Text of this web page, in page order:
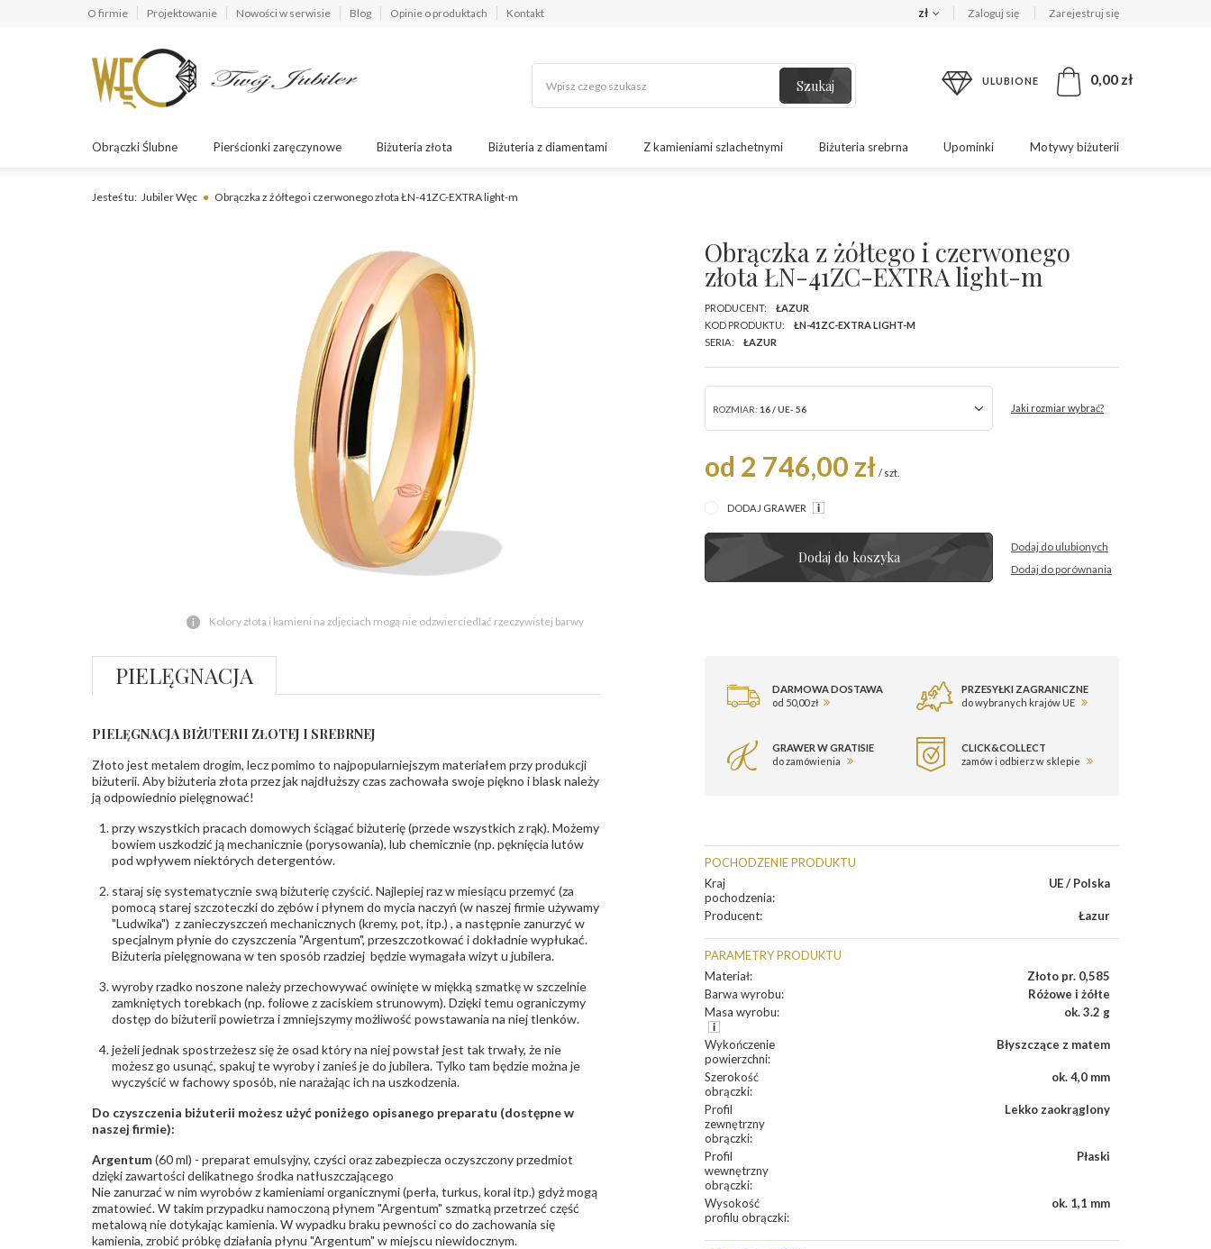
O firmie Projektowanie Nowości w serwisie Blog Opinie o produktach Kontakt zł Zaloguj się Zarejestruj się
Szukaj ULUBIONE 0,00 zł
Obrączki Ślubne Pierścionki zaręczynowe Biżuteria złota Biżuteria z diamentami Z kamieniami szlachetnymi Biżuteria srebrna Upominki Motywy biżuterii
Jesteś tu: Jubiler Węc Obrączka z żółtego i czerwonego złota ŁN-41ZC-EXTRA light-m
Kolory złota i kamieni na zdjęciach mogą nie odzwierciedlać rzeczywistej barwy
Obrączka z żółtego i czerwonego
złota ŁN-41ZC-EXTRA light-m
PRODUCENT:
ŁAZUR
KOD PRODUKTU:
ŁN-41ZC-EXTRA LIGHT-M
SERIA:
ŁAZUR
ROZMIAR: 16 / UE- 56 Jaki rozmiar wybrać?
od 2 746,00 zł / szt.
DODAJ GRAWER
Dodaj do koszyka
Dodaj do ulubionych
Dodaj do porównania
DARMOWA DOSTAWA
od 50,00 zł
PRZESYŁKI ZAGRANICZNE
do wybranych krajów UE
GRAWER W GRATISIE
do zamówienia
CLICK&COLLECT
zamów i odbierz w sklepie
POCHODZENIE PRODUKTU
Kraj
pochodzenia:
UE / Polska
Producent: Łazur
PARAMETRY PRODUKTU
Materiał:
Złoto pr. 0,585
Barwa wyrobu:
Różowe i żółte
Masa wyrobu: ok. 3.2 g
Wykończenie
powierzchni:
Błyszczące z matem
Szerokość
obrączki:
ok. 4,0 mm
Profil
zewnętrzny
obrączki:
Lekko zaokrąglony
Profil
wewnętrzny
obrączki:
Płaski
Wysokość
profilu obrączki:
ok. 1,1 mm
PIELĘGNACJA
PIELĘGNACJA BIŻUTERII ZŁOTEJ I SREBRNEJ
Złoto jest metalem drogim, lecz pomimo to najpopularniejszym materiałem przy produkcji
biżuterii. Aby biżuteria złota przez jak najdłuższy czas zachowała swoje piękno i blask należy
ją odpowiednio pielęgnować!
przy wszystkich pracach domowych ściągać biżuterię (przede wszystkich z rąk). Możemy
bowiem uszkodzić ją mechanicznie (porysowania), lub chemicznie (np. pęknięcia lutów
pod wpływem niektórych detergentów.
staraj się systematycznie swą biżuterię czyścić. Najlepiej raz w miesiącu przemyć (za
pomocą starej szczoteczki do zębów i płynem do mycia naczyń (w naszej firmie używamy
"Ludwika") z zanieczyszczeń mechanicznych (kremy, pot, itp.) , a następnie zanurzyć w
specjalnym płynie do czyszczenia "Argentum", przeszczotkować i dokładnie wypłukać.
Biżuteria pielęgnowana w ten sposób rzadziej będzie wymagała wizyt u jubilera.
wyroby rzadko noszone należy przechowywać owinięte w miękką szmatkę w szczelnie
zamkniętych torebkach (np. foliowe z zaciskiem strunowym). Dzięki temu ograniczymy
dostęp do biżuterii powietrza i zmniejszymy możliwość powstawania na niej tlenków.
jeżeli jednak spostrzeżesz się że osad który na niej powstał jest tak trwały, że nie
możesz go usunąć, spakuj te wyroby i zanieś je do jubilera. Tylko tam będzie można je
wyczyścić w fachowy sposób, nie narażając ich na uszkodzenia.
Do czyszczenia biżuterii możesz użyć poniżego opisanego preparatu (dostępne w
naszej firmie):
Argentum(60 ml) - preparat emulsyjny, czyści oraz zabezpiecza oczyszczony przedmiot
dzięki zawartości delikatnego środka natłuszczającego
Nie zanurzać w nim wyrobów z kamieniami organicznymi (perła, turkus, koral itp.) gdyż mogą
zmatowieć. W takim przypadku namoczoną płynem "Argentum" szmatką przetrzeć część
metalową nie dotykając kamienia. W wypadku braku pewności co do zachowania się
kamienia, zrobić próbkę działania płynu "Argentum" w miejscu niewidocznym.